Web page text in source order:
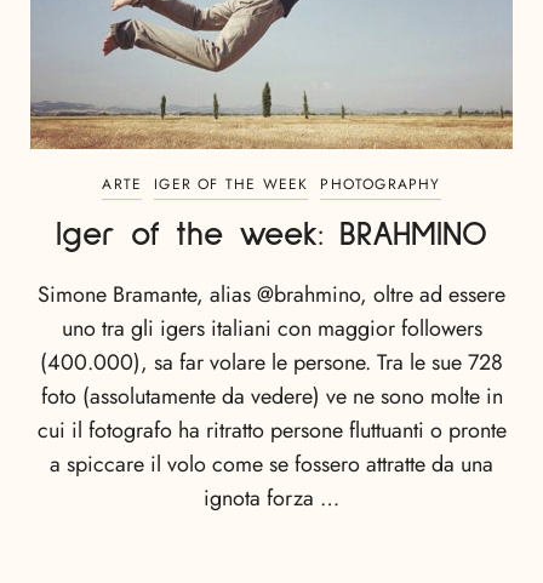
ARTE IGER OF THE WEEK PHOTOGRAPHY
Iger of the week: BRAHMINO
Simone Bramante, alias @brahmino, oltre ad essere
uno tra gli igers italiani con maggior followers
(400.000), sa far volare le persone. Tra le sue 728
foto (assolutamente da vedere) ve ne sono molte in
cui il fotografo ha ritratto persone fluttuanti o pronte
a spiccare il volo come se fossero attratte da una
ignota forza …